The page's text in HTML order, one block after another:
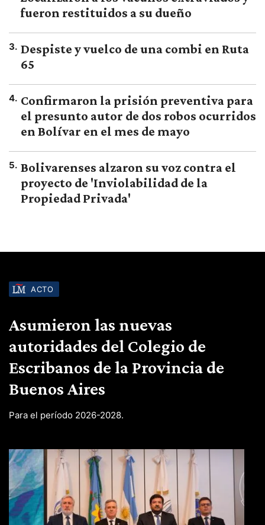
fueron restituidos a su dueño
3. Despiste y vuelco de una combi en Ruta
65
4. Confirmaron la prisión preventiva para
el presunto autor de dos robos ocurridos
en Bolívar en el mes de mayo
5. Bolivarenses alzaron su voz contra el
proyecto de 'Inviolabilidad de la
Propiedad Privada'
ACTO
Asumieron las nuevas
autoridades del Colegio de
Escribanos de la Provincia de
Buenos Aires
Para el período 2026-2028.